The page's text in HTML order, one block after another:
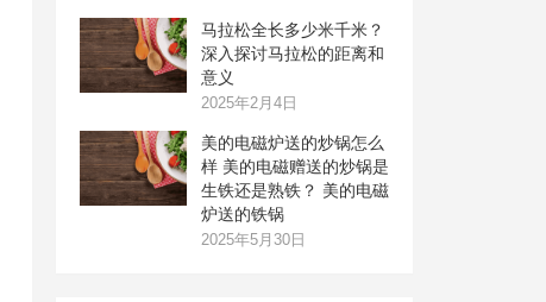
马拉松全长多少米千米？
深入探讨马拉松的距离和
意义
2025年2月4日
美的电磁炉送的炒锅怎么
样 美的电磁赠送的炒锅是
生铁还是熟铁？ 美的电磁
炉送的铁锅
2025年5月30日